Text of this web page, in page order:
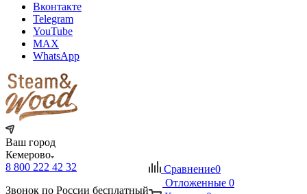
Вконтакте
Telegram
YouTube
MAX
WhatsApp
Ваш город
Кемерово
8 800 222 42 32
Звонок по России бесплатный
Сравнение0
Отложенные 0